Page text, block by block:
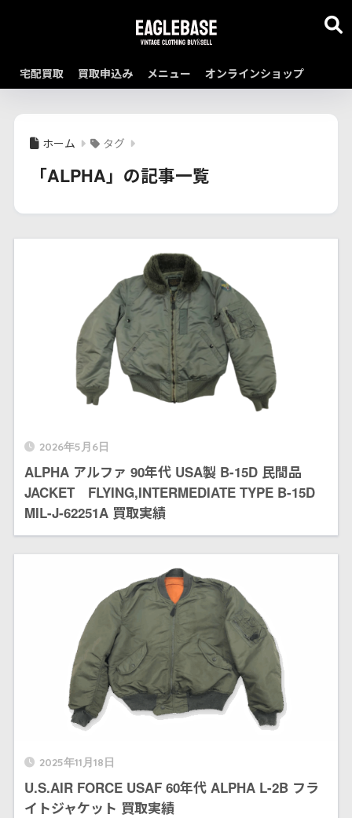
宅配買取 買取申込み メニュー オンラインショップ
ホーム タグ
「ALPHA」の記事一覧
2026年5月6日
ALPHA アルファ 90年代 USA製 B-15D 民間品
JACKET FLYING,INTERMEDIATE TYPE B-15D
MIL-J-62251A 買取実績
2025年11月18日
U.S.AIR FORCE USAF 60年代 ALPHA L-2B フラ
イトジャケット 買取実績